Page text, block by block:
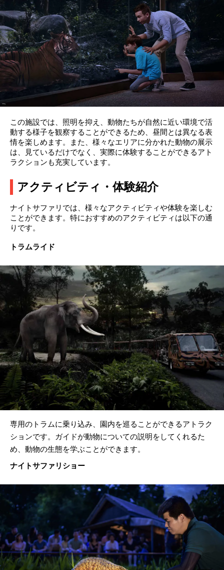
この施設では、照明を抑え、動物たちが自然に近い環境で活
動する様子を観察することができるため、昼間とは異なる表
情を楽しめます。また、様々なエリアに分かれた動物の展示
は、見ているだけでなく、実際に体験することができるアト
ラクションも充実しています。
アクティビティ・体験紹介
ナイトサファリでは、様々なアクティビティや体験を楽しむ
ことができます。特におすすめのアクティビティは以下の通
りです。
トラムライド
専用のトラムに乗り込み、園内を巡ることができるアトラク
ションです。ガイドが動物についての説明をしてくれるた
め、動物の生態を学ぶことができます。
ナイトサファリショー